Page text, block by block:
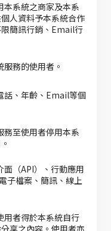
本系統之商家及本系
人資料予本系統合作
簡訊行銷、Email行
務的使用者。
話、年齡、Email等個
務至使用者停用本系
面（API）、行動應用
子檔案、簡訊、線上
用者得於本系統自行